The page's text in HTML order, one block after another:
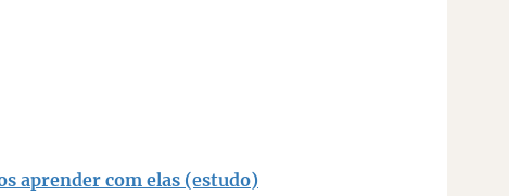
aprender com elas (estudo)